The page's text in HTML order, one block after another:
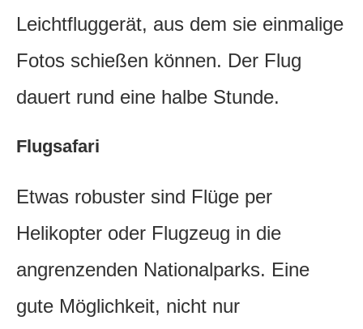
Leichtfluggerät, aus dem sie einmalige
Fotos schießen können. Der Flug
dauert rund eine halbe Stunde.
Flugsafari
Etwas robuster sind Flüge per
Helikopter oder Flugzeug in die
angrenzenden Nationalparks. Eine
gute Möglichkeit, nicht nur